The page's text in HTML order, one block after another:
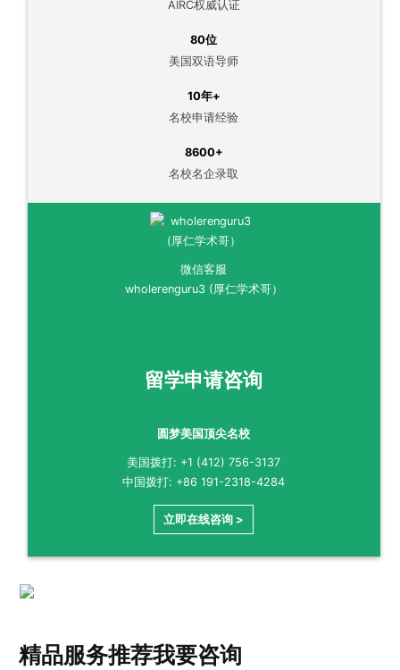
AIRC权威认证
80位
美国双语导师
10年+
名校申请经验
8600+
名校名企录取
微信客服
wholerenguru3 (厚仁学术哥）
留学申请咨询
圆梦美国顶尖名校
美国拨打: +1 (412) 756-3137
中国拨打: +86 191-2318-4284
立即在线咨询 >
精品服务推荐我要咨询